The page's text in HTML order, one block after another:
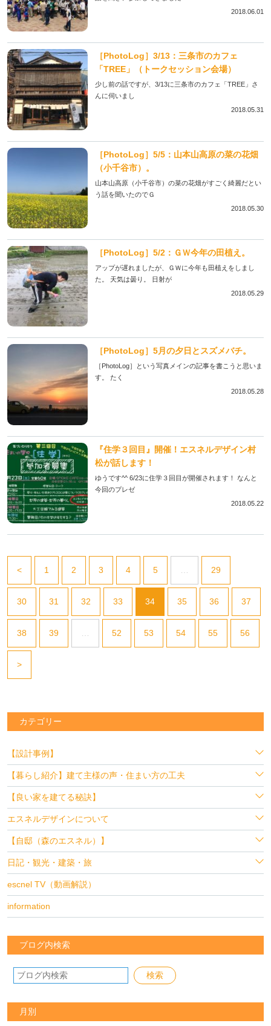
2018.06.01
［PhotoLog］3/13：三条市のカフェ
「TREE」（トークセッション会場）
少し前の話ですが、3/13に三条市のカフェ「TREE」さ
んに伺いまし
2018.05.31
［PhotoLog］5/5：山本山高原の菜の花畑
（小千谷市）。
山本山高原（小千谷市）の菜の花畑がすごく綺麗だとい
う話を聞いたのでＧ
2018.05.30
［PhotoLog］5/2：ＧＷ今年の田植え。
アップが遅れましたが、ＧＷに今年も田植えをしまし
た。 天気は曇り。 日射が
2018.05.29
［PhotoLog］5月の夕日とスズメバチ。
［PhotoLog］という写真メインの記事を書こうと思いま
す。 たく
2018.05.28
『住学３回目』開催！エスネルデザイン村
松が話します！
ゆうです^^ 6/23に住学３回目が開催されます！ なんと
今回のプレゼ
2018.05.22
< 1 2 3 4 5 29
30 31 32 33 34 35 36 37
38 39 52 53 54 55 56
>
カテゴリー
【設計事例】
【暮らし紹介】建て主様の声・住まい方の工夫
【良い家を建てる秘訣】
エスネルデザインについて
【自邸（森のエスネル）】
日記・観光・建築・旅
escnel TV（動画解説）
information
ブログ内検索
月別